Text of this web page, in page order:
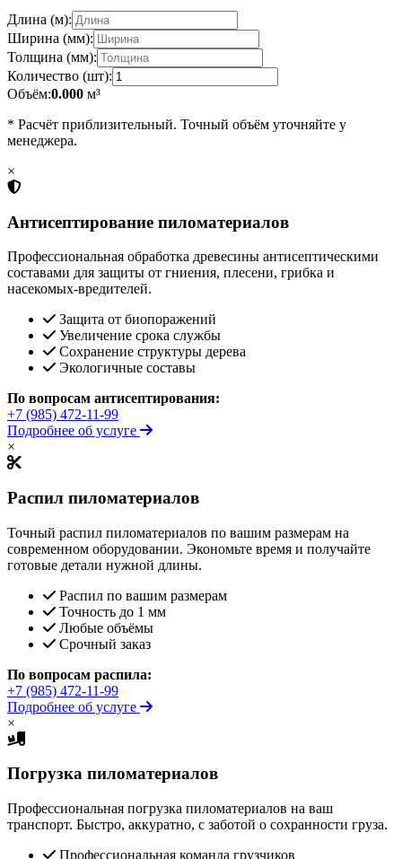
Длина (м):
Ширина (мм):
Толщина (мм):
Количество (шт):
Объём:0.000 м³
* Расчёт приблизительный. Точный объём уточняйте у
менеджера.
×
Антисептирование пиломатериалов
Профессиональная обработка древесины антисептическими
составами для защиты от гниения, плесени, грибка и
насекомых-вредителей.
Защита от биопоражений
Увеличение срока службы
Сохранение структуры дерева
Экологичные составы
По вопросам антисептирования:
+7 (985) 472-11-99
Подробнее об услуге
×
Распил пиломатериалов
Точный распил пиломатериалов по вашим размерам на
современном оборудовании. Экономьте время и получайте
готовые детали нужной длины.
Распил по вашим размерам
Точность до 1 мм
Любые объёмы
Срочный заказ
По вопросам распила:
+7 (985) 472-11-99
Подробнее об услуге
×
Погрузка пиломатериалов
Профессиональная погрузка пиломатериалов на ваш
транспорт. Быстро, аккуратно, с заботой о сохранности груза.
Профессиональная команда грузчиков